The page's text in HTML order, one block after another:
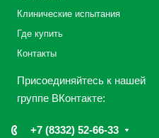
Клинические испытания
Где купить
Контакты
Присоединяйтесь к нашей
группе ВКонтакте:
+7 (8332) 52-66-33